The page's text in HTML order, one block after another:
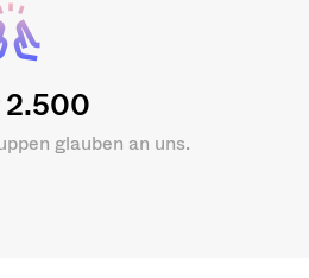
2.500
glauben an uns.